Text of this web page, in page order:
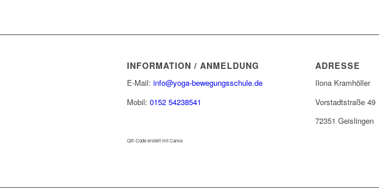
INFORMATION / ANMELDUNG
E-Mail: info@yoga-bewegungsschule.de
Mobil: 0152 54238541
QR-Code erstellt mit Canva
ADRESSE
Ilona Kramhöller
Vorstadtstraße 49
72351 Geislingen